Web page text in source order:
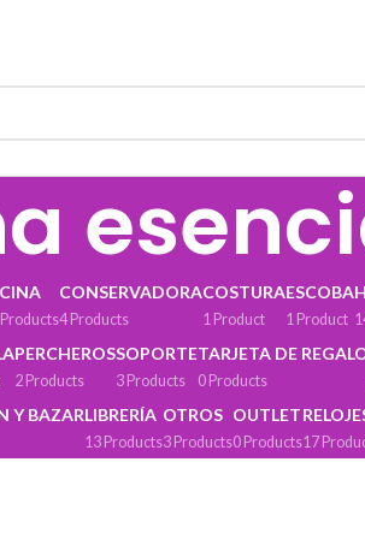
CONSERVADORA
4 Products
COSTURA
1 Product
ESCOBA
1 Product
PERCHEROS
2 Products
SOPORTE
3 Products
TARJETA DE
0 Products
Y BAZARLIBRERÍA
13 Products
OTROS
3 Products
OUTLET
0 Products17